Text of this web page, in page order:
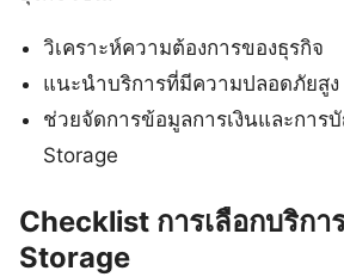
วิเคราะห์ความต้องการของธุรกิจ
แนะนำบริการที่มีความปลอดภัยสูง
ช่วยจัดการข้อมูลการเงินและการ
Storage
Checklist การเลือกบริกา
Storage